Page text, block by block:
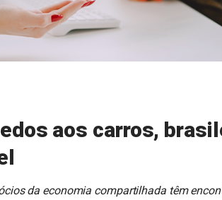
aos carros,
da economia compartilhada têm